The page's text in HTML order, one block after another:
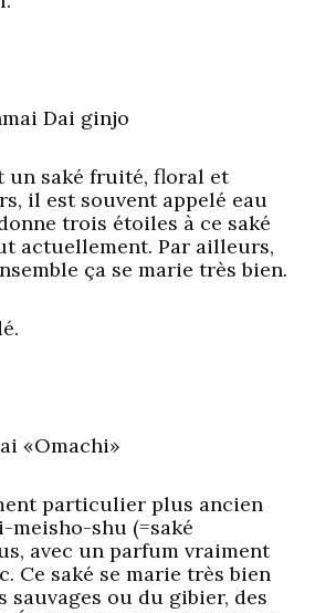
Dai ginjo
un saké fruité, floral et
il est souvent appelé eau
trois étoiles à ce saké
actuellement. Par ailleurs,
ça se marie très bien.
«Omachi»
particulier plus ancien
shu (=saké
avec un parfum vraiment
Ce saké se marie très bien
sauvages ou du gibier, des